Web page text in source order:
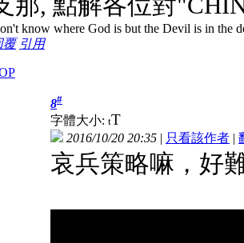
know where God is but the Devil is in the
覆 引用
8#
字體大小: tT
2016/10/20 20:35 | 只看該作者 |
哀兵策略嘛，好